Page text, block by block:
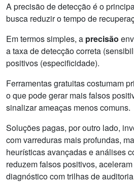
A precisão de detecção é o
busca reduzir o tempo de
Em termos simples, a precisão
a taxa de detecção correta
positivos (especificidade).
Ferramentas gratuitas costumam
o que pode gerar mais falsos
sinalizar ameaças menos comuns.
Soluções pagas, por outro lado,
com varreduras mais profundas,
heurísticas avançadas e análises
reduzem falsos positivos,
diagnóstico com trilhas de